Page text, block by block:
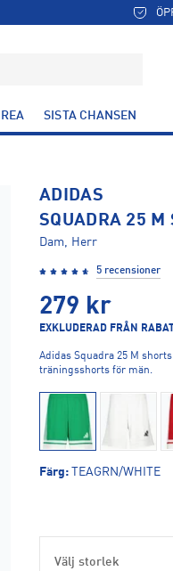
REA SISTA CHANSEN
ADIDAS
SQUADRA 25 M
Dam, Herr
5 recensioner
279 kr
EXKLUDERAD FRÅN
Adidas Squadra 25 M
träningsshorts för män.
Färg: TEAGRN/WHITE
Välj storlek